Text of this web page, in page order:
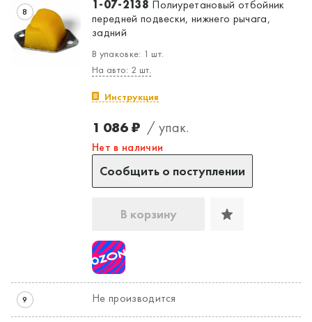
8 1-07-2138 Полиуретановый отбойник
передней подвески, нижнего рычага,
задний
В упаковке: 1 шт.
На авто: 2 шт.
Инструкция
1 086 ₽ / упак.
Нет в наличии
Сообщить о поступлении
В корзину
9 Не производится